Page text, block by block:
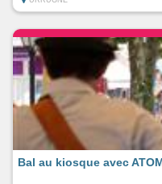
Bal au kiosque avec